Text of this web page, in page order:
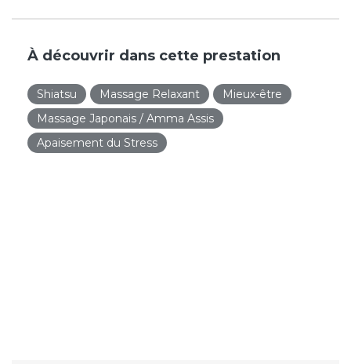
À découvrir dans cette prestation
Shiatsu Massage Relaxant
Mieux-être
Massage Japonais / Amma Assis
Apaisement du Stress